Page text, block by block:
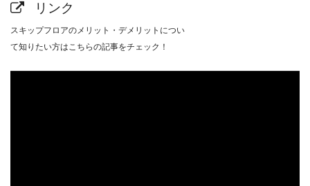
リンク
スキップフロアのメリット・デメリットについ
て知りたい方はこちらの記事をチェック！